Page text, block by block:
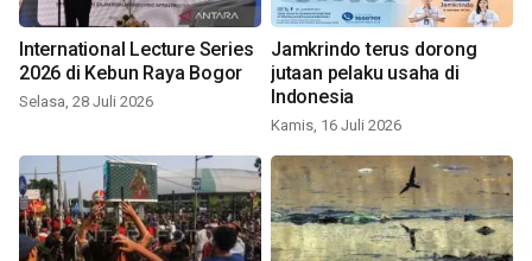
International Lecture Series
2026 di Kebun Raya Bogor
Selasa, 28 Juli 2026
Jamkrindo terus dorong
jutaan pelaku usaha di
Indonesia
Kamis, 16 Juli 2026